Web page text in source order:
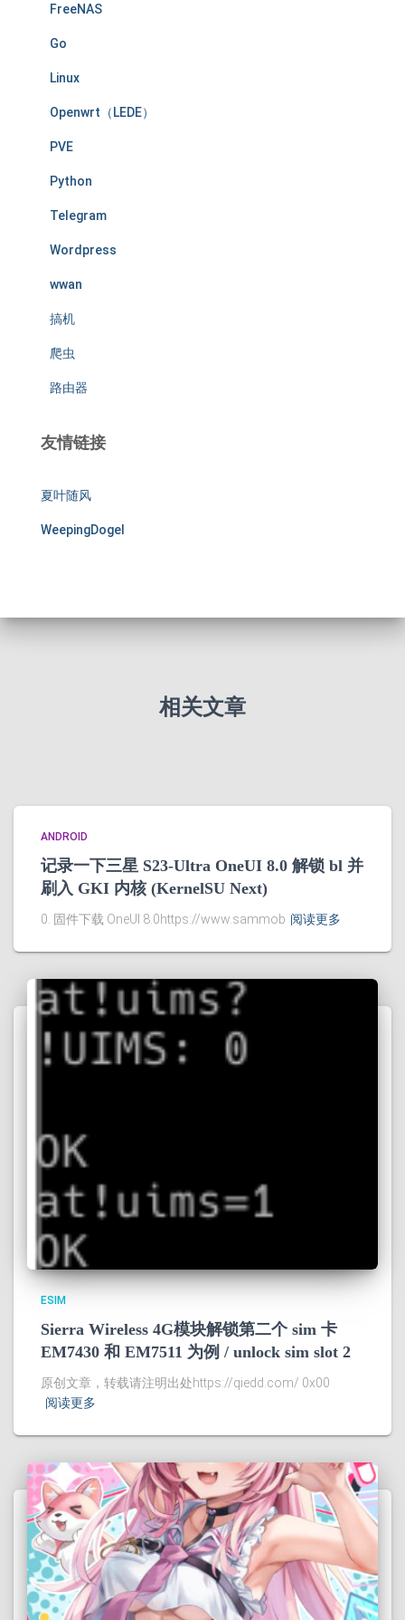
FreeNAS
Go
Linux
Openwrt（LEDE）
PVE
Python
Telegram
Wordpress
wwan
搞机
爬虫
路由器
友情链接
夏叶随风
WeepingDogel
相关文章
ANDROID
记录一下三星 S23-Ultra OneUI 8.0 解锁 bl 并
刷入 GKI 内核 (KernelSU Next)
0. 固件下载 OneUI 8.0https://www.sammob 阅读更多
ESIM
Sierra Wireless 4G模块解锁第二个 sim 卡
EM7430 和 EM7511 为例 / unlock sim slot 2
原创文章，转载请注明出处https://qiedd.com/ 0x00
阅读更多